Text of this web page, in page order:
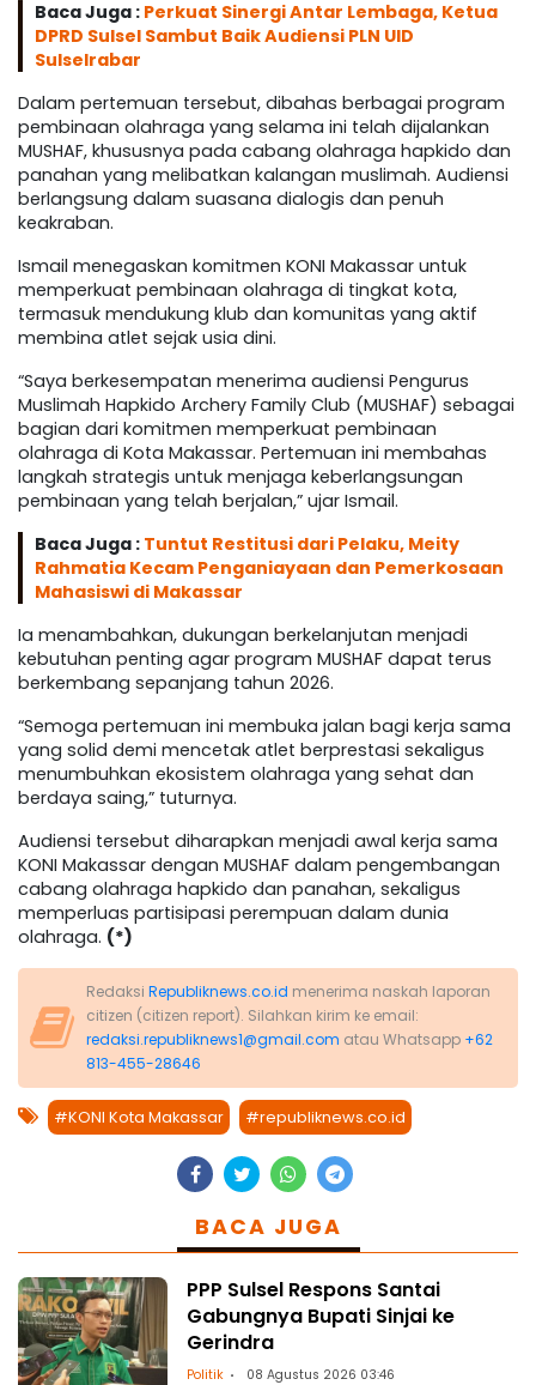
Baca Juga : Perkuat Sinergi Antar Lembaga, Ketua
DPRD Sulsel Sambut Baik Audiensi PLN UID
Sulselrabar
Dalam pertemuan tersebut, dibahas berbagai program
pembinaan olahraga yang selama ini telah dijalankan
MUSHAF, khususnya pada cabang olahraga hapkido dan
panahan yang melibatkan kalangan muslimah. Audiensi
berlangsung dalam suasana dialogis dan penuh
keakraban.
Ismail menegaskan komitmen KONI Makassar untuk
memperkuat pembinaan olahraga di tingkat kota,
termasuk mendukung klub dan komunitas yang aktif
membina atlet sejak usia dini.
“Saya berkesempatan menerima audiensi Pengurus
Muslimah Hapkido Archery Family Club (MUSHAF) sebagai
bagian dari komitmen memperkuat pembinaan
olahraga di Kota Makassar. Pertemuan ini membahas
langkah strategis untuk menjaga keberlangsungan
pembinaan yang telah berjalan,” ujar Ismail.
Baca Juga : Tuntut Restitusi dari Pelaku, Meity
Rahmatia Kecam Penganiayaan dan Pemerkosaan
Mahasiswi di Makassar
Ia menambahkan, dukungan berkelanjutan menjadi
kebutuhan penting agar program MUSHAF dapat terus
berkembang sepanjang tahun 2026.
“Semoga pertemuan ini membuka jalan bagi kerja sama
yang solid demi mencetak atlet berprestasi sekaligus
menumbuhkan ekosistem olahraga yang sehat dan
berdaya saing,” tuturnya.
Audiensi tersebut diharapkan menjadi awal kerja sama
KONI Makassar dengan MUSHAF dalam pengembangan
cabang olahraga hapkido dan panahan, sekaligus
memperluas partisipasi perempuan dalam dunia
olahraga. (*)
Redaksi Republiknews.co.id menerima naskah laporan
citizen (citizen report). Silahkan kirim ke email:
redaksi.republiknews1@gmail.com atau Whatsapp +62
813-455-28646
#KONI Kota Makassar #republiknews.co.id
BACA JUGA
PPP Sulsel Respons Santai
Gabungnya Bupati Sinjai ke
Gerindra
Politik 08 Agustus 2026 03:46